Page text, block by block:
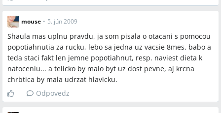
mouse • 5. jún 2009
Shaula mas uplnu pravdu, ja som pisala o otacani s pomocou
popotiahnutia za rucku, lebo sa jedna uz vacsie 8mes. babo a
teda staci fakt len jemne popotiahnut, resp. naviest dieta k
natoceniu... a telicko by malo byt uz dost pevne, aj krcna
chrbtica by mala udrzat hlavicku.
Odpovedz